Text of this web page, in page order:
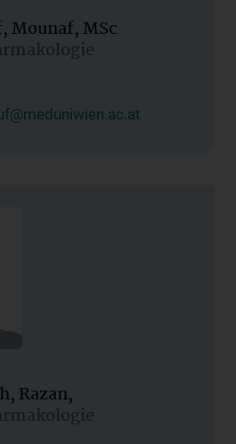
Mounaf, MSc
Razan,